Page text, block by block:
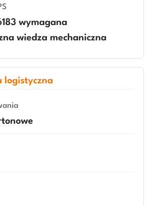
wymagana
wiedza mechaniczna
logistyczna